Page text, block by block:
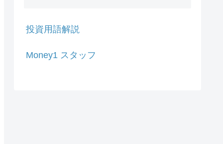
投資用語解説
Money1 スタッフ